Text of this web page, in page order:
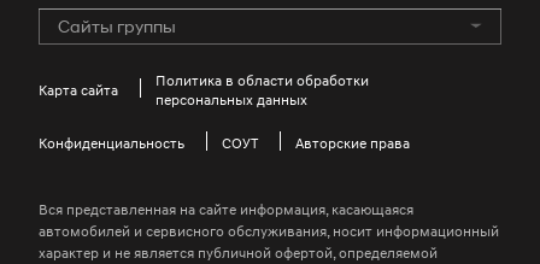
Карта сайта
Политика в области обработки
персональных данных
Конфиденциальность СОУТ Авторские права
Вся представленная на сайте информация, касающаяся
автомобилей и сервисного обслуживания, носит информационный
характер и не является публичной офертой, определяемой
Сайты группы
Hyundai Motor Group
HYUNDAI COLLECTION
Kids Hyundai
Global Business Investigation Center
Jeonbuk Hyundai Motors Football Club